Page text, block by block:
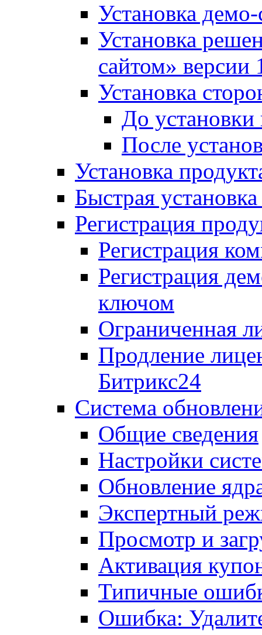
Установка
Установка
сайтом»
Установка
До установки
После
Установка
Быстрая
Регистрация
Регистрация
Регистрация
ключом
Ограниченная
Продление
Битрикс24
Система
Общие сведения
Настройки
Обновление
Экспертный
Просмотр и
Активация
Типичные
Ошибка: